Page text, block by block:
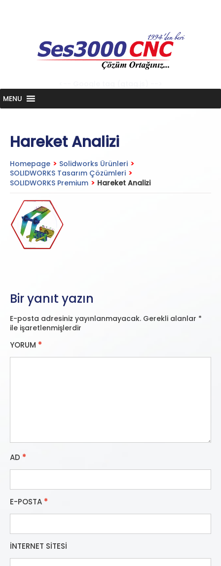
content
MENU
Hareket Analizi
Homepage > Solidworks Ürünleri >
SOLIDWORKS Tasarım Çözümleri >
SOLIDWORKS Premium > Hareket Analizi
Bir yanıt yazın
E-posta adresiniz yayınlanmayacak. Gerekli alanlar *
ile işaretlenmişlerdir
YORUM *
AD *
E-POSTA *
İNTERNET SITESI